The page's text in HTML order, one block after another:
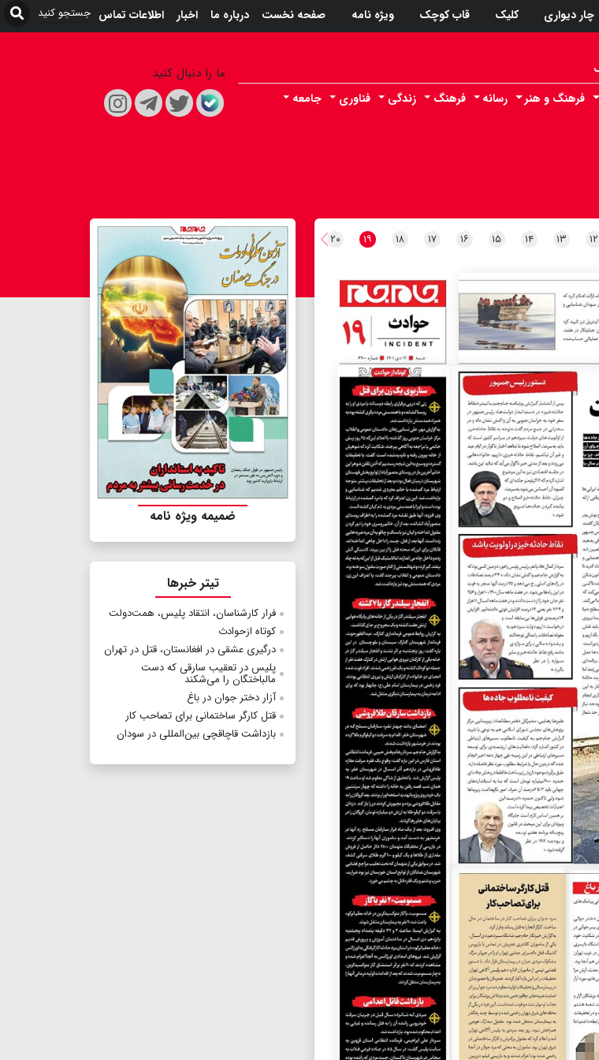
چار دیواری کلیک قاب کوچک ویژه نامه صفحه نخست درباره ما اخبار اطلاعات تماس
فرهنگ و هنر رسانه فرهنگ زندگی فناوری
جامعه
ما را دنبال کنید
۱۲ ۱۳ ۱۴ ۱۵ ۱۶ ۱۷ ۱۸ ۱۹ ۲۰
ضمیمه ویژه نامه
تیتر خبرها
فرار کارشناسان، انتقاد پلیس، همت‌دولت
کوتاه‌ از‌حوادث
درگیری عشقی در افغانستان، قتل در تهران
پلیس در تعقیب سارقی که دست
مالباختگان را می‌شکند
آزار دختر جوان در باغ
قتل کارگر ساختمانی برای تصاحب کار
بازداشت قاچاقچی بین‌المللی در سودان